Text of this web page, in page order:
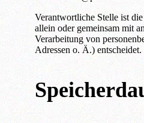
Verantwortliche Stelle ist
allein oder gemeinsam mit
Verarbeitung von
Adressen o. Ä.) entscheidet.